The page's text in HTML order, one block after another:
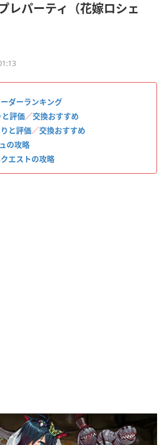
レパーティ（花嫁ロシェ
ダーランキング
評価／交換おすすめ
と評価／交換おすすめ
の攻略
エストの攻略